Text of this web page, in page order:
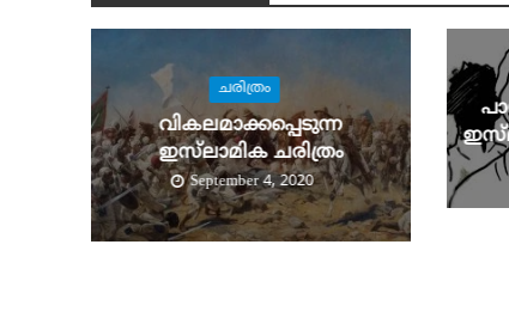
ചരിത്രം
വികലമാക്കപ്പെടുന്ന
ഇസ്‌ലാമിക ചരിത്രം
September 4, 2020